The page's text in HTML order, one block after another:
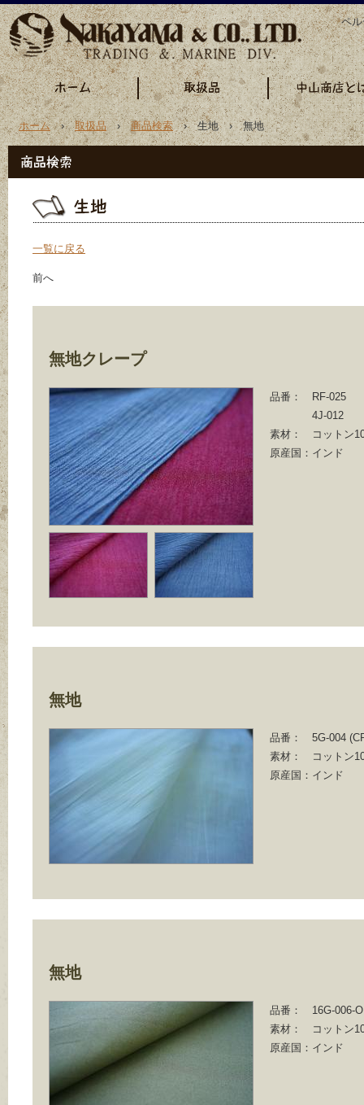
ペ
ホーム›取扱品›商品検索› 生地 › 無地
一覧に戻る
前へ
無地クレープ
品番：
RF-025
4J-012
素材：
コットン
原産国： インド
無地
品番：
5G-004
素材：
コットン
原産国： インド
無地
品番：
16G-006-
素材：
コットン
原産国： インド